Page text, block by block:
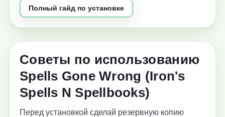
Полный гайд по установке
Советы по использованию
Spells Gone Wrong (Iron's
Spells N Spellbooks)
Перед установкой сделай резервную копию